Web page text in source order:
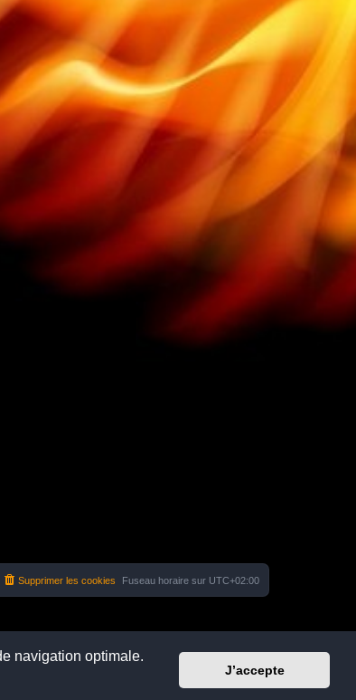
navigation optimale.
J’accepte
Fuseau horaire sur UTC+02:00
Supprimer les cookies